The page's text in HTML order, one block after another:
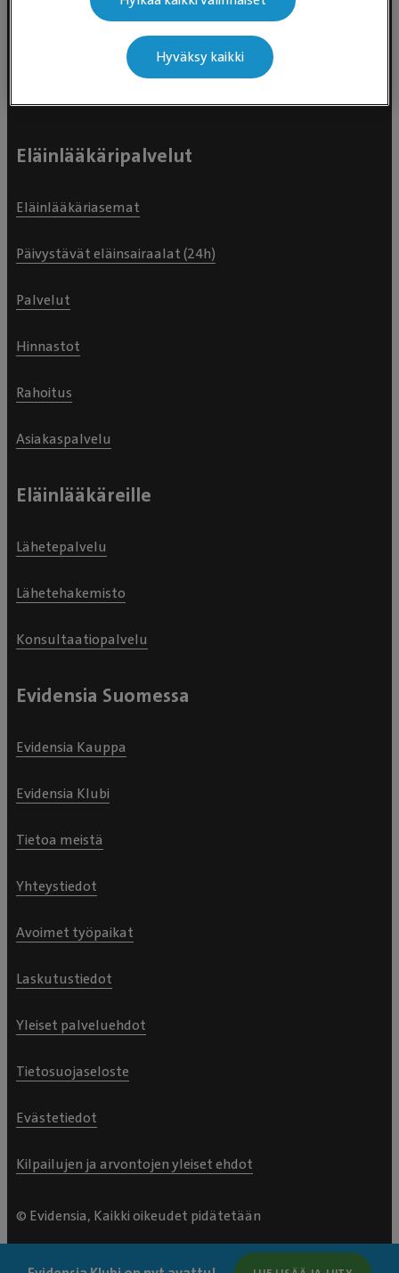
0,59 eur/min + pvm/mpm. Puhelinjonotus on
Eläinlääkäripalvelut
Eläinlääkäriasemat
Päivystävät eläinsairaalat (24h)
Palvelut
Hinnastot
Rahoitus
Asiakaspalvelu
Eläinlääkäreille
Lähetepalvelu
Lähetehakemisto
Konsultaatiopalvelu
Evidensia Suomessa
Evidensia Kauppa
Evidensia Klubi
Tietoa meistä
Yhteystiedot
Avoimet työpaikat
Laskutustiedot
Yleiset palveluehdot
Tietosuojaseloste
Evästetiedot
Kilpailujen ja arvontojen yleiset ehdot
© Evidensia, Kaikki oikeudet pidätetään
Hyväksy kaikki